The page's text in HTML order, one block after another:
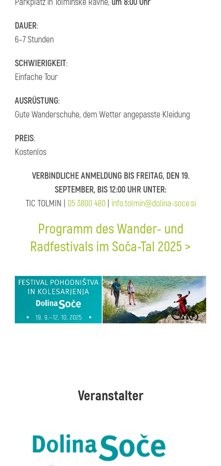
DAUER:
6–7 Stunden
SCHWIERIGKEIT:
Einfache Tour
AUSRÜSTUNG:
Gute Wanderschuhe, dem Wetter angepasste Kleidung
PREIS:
Kostenlos
VERBINDLICHE ANMELDUNG BIS FREITAG, DEN 19.
SEPTEMBER, BIS 12:00 UHR UNTER:
TIC TOLMIN | 05 3800 480| info.tolmin@dolina-soce.si
Programm des Wander- und
Radfestivals im Soča-Tal 2025 >
Veranstalter